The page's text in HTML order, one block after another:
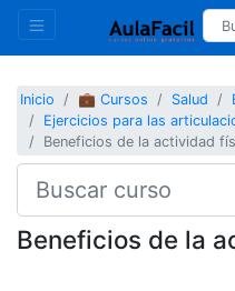
Inicio 💼 Cursos Salud
Ejercicios para las
Beneficios de la actividad
Beneficios de la